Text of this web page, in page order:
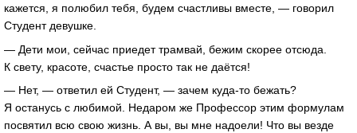
кажется, я полюбил тебя, будем счастливы вместе, — говорил
Студент девушке.
— Дети мои, сейчас приедет трамвай, бежим скорее отсюда.
К свету, красоте, счастье просто так не даётся!
— Нет, — ответил ей Студент, — зачем куда-то бежать?
Я останусь с любимой. Недаром же Профессор этим формулам
посвятил всю свою жизнь. А вы, вы мне надоели! Что вы везде